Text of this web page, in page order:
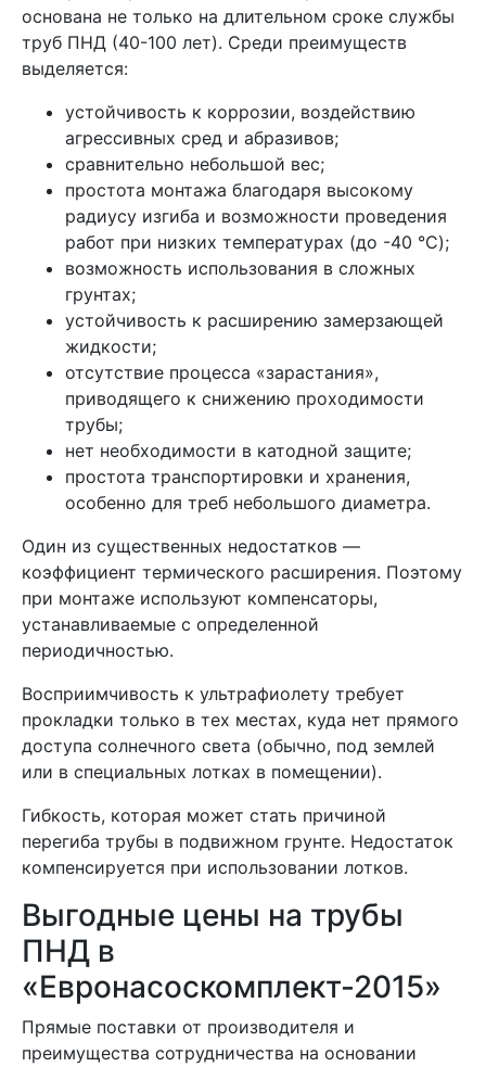
основана не только на длительном сроке службы
труб ПНД (40-100 лет). Среди преимуществ
выделяется:
устойчивость к коррозии, воздействию
агрессивных сред и абразивов;
сравнительно небольшой вес;
простота монтажа благодаря высокому
радиусу изгиба и возможности проведения
работ при низких температурах (до -40 °C);
возможность использования в сложных
грунтах;
устойчивость к расширению замерзающей
жидкости;
отсутствие процесса «зарастания»,
приводящего к снижению проходимости
трубы;
нет необходимости в катодной защите;
простота транспортировки и хранения,
особенно для треб небольшого диаметра.
Один из существенных недостатков —
коэффициент термического расширения. Поэтому
при монтаже используют компенсаторы,
устанавливаемые с определенной
периодичностью.
Восприимчивость к ультрафиолету требует
прокладки только в тех местах, куда нет прямого
доступа солнечного света (обычно, под землей
или в специальных лотках в помещении).
Гибкость, которая может стать причиной
перегиба трубы в подвижном грунте. Недостаток
компенсируется при использовании лотков.
Выгодные цены на трубы
ПНД в
«Евронасоскомплект-2015»
Прямые поставки от производителя и
преимущества сотрудничества на основании